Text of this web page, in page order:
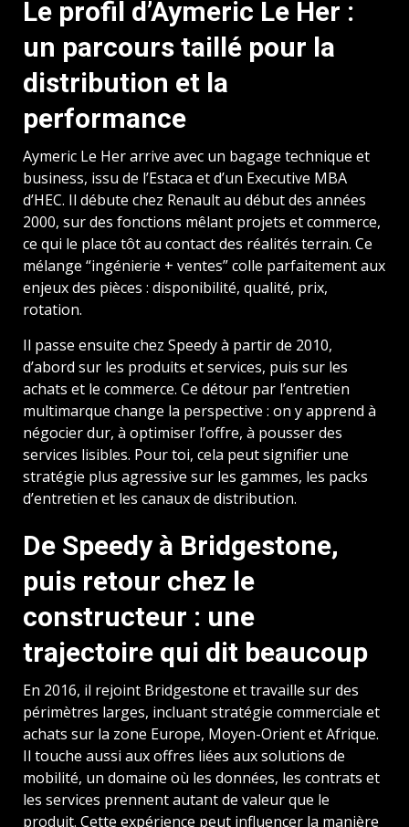
Le profil d’Aymeric Le Her :
un parcours taillé pour la
distribution et la
performance
Aymeric Le Her arrive avec un bagage technique et
business, issu de l’Estaca et d’un Executive MBA
d’HEC. Il débute chez Renault au début des années
2000, sur des fonctions mêlant projets et commerce,
ce qui le place tôt au contact des réalités terrain. Ce
mélange “ingénierie + ventes” colle parfaitement aux
enjeux des pièces : disponibilité, qualité, prix,
rotation.
Il passe ensuite chez Speedy à partir de 2010,
d’abord sur les produits et services, puis sur les
achats et le commerce. Ce détour par l’entretien
multimarque change la perspective : on y apprend à
négocier dur, à optimiser l’offre, à pousser des
services lisibles. Pour toi, cela peut signifier une
stratégie plus agressive sur les gammes, les packs
d’entretien et les canaux de distribution.
De Speedy à Bridgestone,
puis retour chez le
constructeur : une
trajectoire qui dit beaucoup
En 2016, il rejoint Bridgestone et travaille sur des
périmètres larges, incluant stratégie commerciale et
achats sur la zone Europe, Moyen-Orient et Afrique.
Il touche aussi aux offres liées aux solutions de
mobilité, un domaine où les données, les contrats et
les services prennent autant de valeur que le
produit. Cette expérience peut influencer la manière